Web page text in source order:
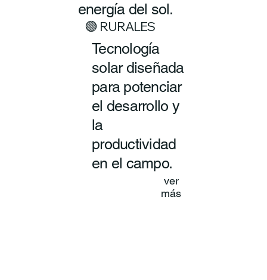
energía del sol.
🟢 RURALES
Tecnología
solar diseñada
para potenciar
el desarrollo y
la
productividad
en el campo.
ver
más